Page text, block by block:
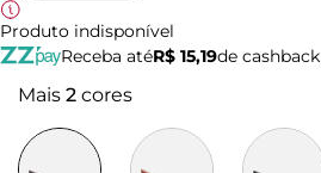
Produto indisponível
Receba atéR$ 15,19de cashback
Mais 2 cores